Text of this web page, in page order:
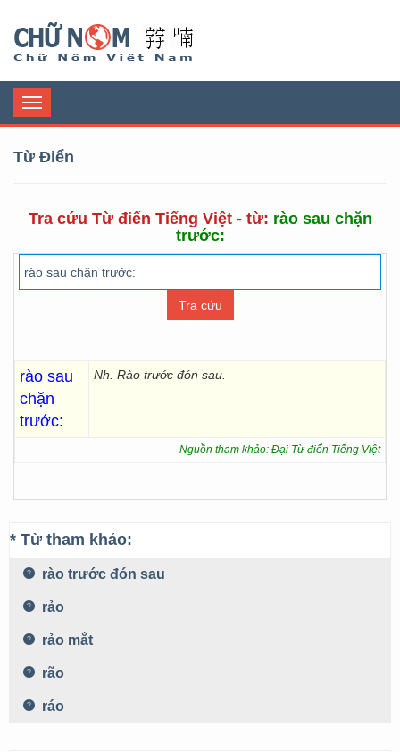
Toggle
navigation
Từ Điển
Tra cứu Từ điển Tiếng Việt - từ: rào sau chặn
trước:
rào sau
chặn
trước:
Nh. Rào trước đón sau.
Nguồn tham khảo: Đại Từ điển Tiếng Việt
* Từ tham khảo:
rào trước đón sau
rảo
rảo mắt
rão
ráo